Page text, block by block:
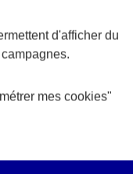
d'afficher du
mes cookies"